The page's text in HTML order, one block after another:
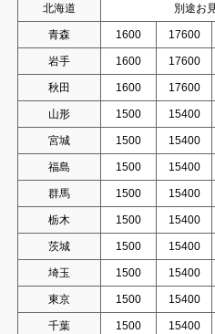
北海道 別途お
青森 1600 17600
岩手 1600 17600
秋田 1600 17600
山形 1500 15400
宮城 1500 15400
福島 1500 15400
群馬 1500 15400
栃木 1500 15400
茨城 1500 15400
埼玉 1500 15400
東京 1500 15400
千葉 1500 15400